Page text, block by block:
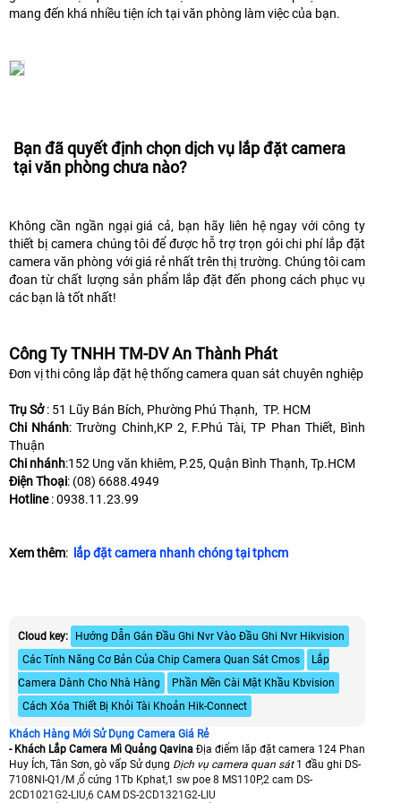
mang đến khá nhiều tiện ích tại văn phòng làm việc của bạn.
Bạn đã quyết định chọn dịch vụ lắp đặt camera
tại văn phòng chưa nào?
Không cần ngần ngại giá cả, bạn hãy liên hệ ngay với công ty
thiết bị camera chúng tôi để được hỗ trợ trọn gói chi phí lắp đặt
camera văn phòng với giá rẻ nhất trên thị trường. Chúng tôi cam
đoan từ chất lượng sản phẩm lắp đặt đến phong cách phục vụ
các bạn là tốt nhất!
Công Ty TNHH TM-DV An Thành Phát
Đơn vị thi công lắp đặt hệ thống camera quan sát chuyên nghiệp
Trụ Sở: 51 Lũy Bán Bích, Phường Phú Thạnh, TP. HCM
Chi Nhánh: Trường Chinh,KP 2, F.Phú Tài, TP Phan Thiết, Bình
Thuận
Chi nhánh:152 Ung văn khiêm, P.25, Quận Bình Thạnh, Tp.HCM
Điện Thoại: (08) 6688.4949
Hotline: 0938.11.23.99
Xem thêm: lắp đặt camera nhanh chóng tại tphcm
Cloud key:
Hướng Dẫn Gán Đầu Ghi Nvr Vào Đầu Ghi Nvr Hikvision
Các Tính Năng Cơ Bản Của Chip Camera Quan Sát Cmos
Lắp
Camera Dành Cho Nhà Hàng
Phần Mền Cài Mật Khầu Kbvision
Cách Xóa Thiết Bị Khỏi Tài Khoản Hik-Connect
Khách Hàng Mới Sử Dụng Camera Giá Rẻ
- Khách Lắp Camera Mì Quảng Qavina Địa điểm lăp đặt camera 124 Phan
Huy Ích, Tân Sơn, gò vấp Sử dụng Dịch vụ camera quan sát 1 đầu ghi DS-
7108NI-Q1/M ,ổ cứng 1Tb Kphat,1 sw poe 8 MS110P,2 cam DS-
2CD1021G2-LIU,6 CAM DS-2CD1321G2-LIU